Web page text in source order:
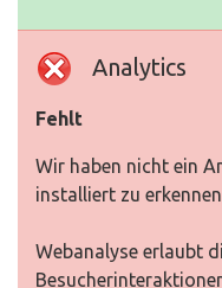
Analytics
Fehlt
Wir haben nicht ein
installiert zu
Webanalyse erlaubt